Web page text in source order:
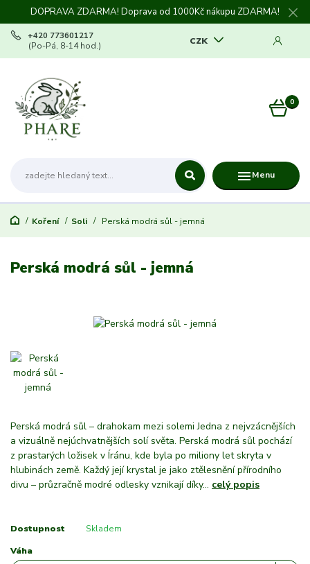
DOPRAVA ZDARMA! Doprava od 1000Kč nákupu ZDARMA!
Menu
CZK
+420 773601217
(Po-Pá, 8-14 hod.)
0
Koření Soli Perská modrá sůl - jemná
Perská modrá sůl - jemná
Perská modrá sůl – drahokam mezi solemi Jedna z nejvzácnějších
a vizuálně nejúchvatnějších solí světa. Perská modrá sůl pochází
z prastarých ložisek v Íránu, kde byla po miliony let skryta v
hlubinách země. Každý její krystal je jako ztělesnění přírodního
divu – průzračně modré odlesky vznikají díky... celý popis
Dostupnost Skladem
Váha